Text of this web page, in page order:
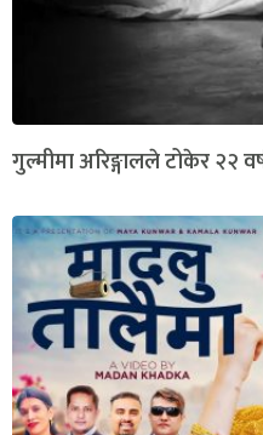
गुल्मीमा अरिङ्गालले टोकेर २२